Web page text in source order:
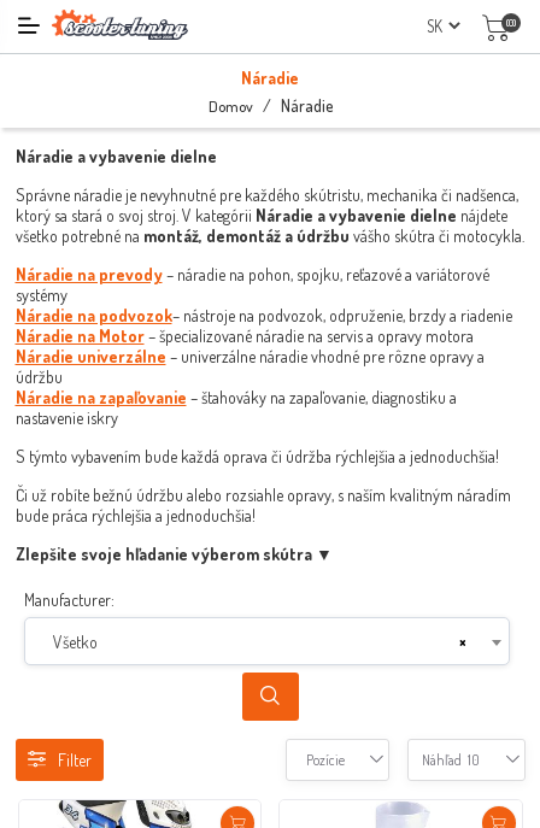
(0)
Náradie
Domov / Náradie
Náradie a vybavenie dielne
Správne náradie je nevyhnutné pre každého skútristu, mechanika či nadšenca,
ktorý sa stará o svoj stroj. V kategórii Náradie a vybavenie dielne nájdete
všetko potrebné na montáž, demontáž a údržbu vášho skútra či motocykla.
Náradie na prevody– náradie na pohon, spojku, reťazové a variátorové
systémy
Náradie na podvozok– nástroje na podvozok, odpruženie, brzdy a riadenie
Náradie na Motor– špecializované náradie na servis a opravy motora
Náradie univerzálne – univerzálne náradie vhodné pre rôzne opravy a
údržbu
Náradie na zapaľovanie – štahováky na zapaľovanie, diagnostiku a
nastavenie iskry
S týmto vybavením bude každá oprava či údržba rýchlejšia a jednoduchšia!
Či už robíte bežnú údržbu alebo rozsiahle opravy, s naším kvalitným náradím
bude práca rýchlejšia a jednoduchšia!
Zlepšite svoje hľadanie výberom skútra ▼
Manufacturer:
×
Všetko
Filter Pozície Náhľad 10